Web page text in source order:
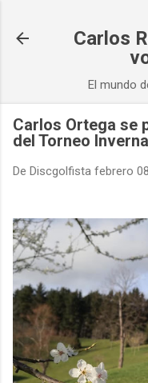
Carlos
El mundo
Carlos Ortega se
del Torneo
De Discgolfista febrero